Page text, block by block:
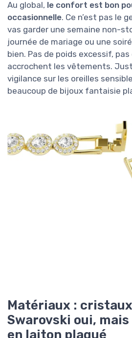
Au global, le confort est bon
occasionnelle. Ce n’est pas le
vas garder une semaine non-
journée de mariage ou une
bien. Pas de poids excessif,
accrochent les vêtements.
vigilance sur les oreilles
beaucoup de bijoux fantaisie
Matériaux : cristaux
Swarovski oui, mais
en laiton plaqué